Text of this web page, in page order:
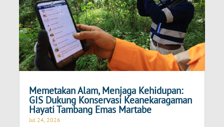
Memetakan Alam, Menjaga Kehidupan:
GIS Dukung Konservasi Keanekaragaman
Hayati Tambang Emas Martabe
Jul 24, 2026